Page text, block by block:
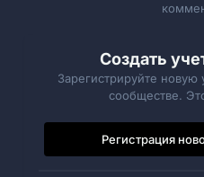
Создать
Зарегистрируйте
сообществе.
Регистрация